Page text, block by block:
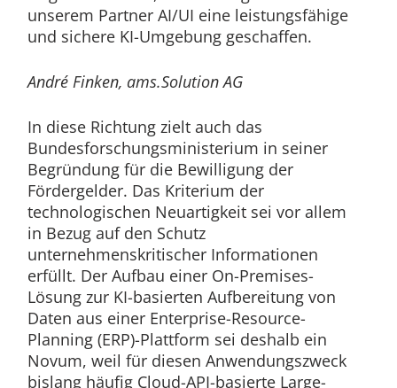
unserem Partner AI/UI eine leistungsfähige
und sichere KI-Umgebung geschaffen.
André Finken, ams.Solution AG
In diese Richtung zielt auch das
Bundesforschungsministerium in seiner
Begründung für die Bewilligung der
Fördergelder. Das Kriterium der
technologischen Neuartigkeit sei vor allem
in Bezug auf den Schutz
unternehmenskritischer Informationen
erfüllt. Der Aufbau einer On-Premises-
Lösung zur KI-basierten Aufbereitung von
Daten aus einer Enterprise-Resource-
Planning (ERP)-Plattform sei deshalb ein
Novum, weil für diesen Anwendungszweck
bislang häufig Cloud-API-basierte Large-